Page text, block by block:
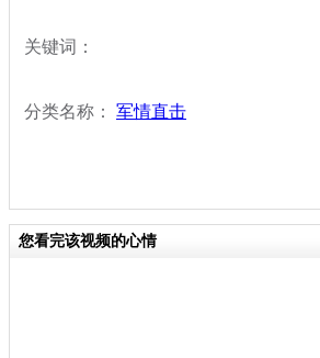
关键词：
分类名称： 军情直击
您看完该视频的心情